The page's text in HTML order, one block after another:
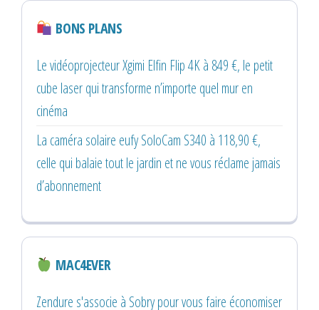
BONS PLANS
Le vidéoprojecteur Xgimi Elfin Flip 4K à 849 €, le petit
cube laser qui transforme n’importe quel mur en
cinéma
La caméra solaire eufy SoloCam S340 à 118,90 €,
celle qui balaie tout le jardin et ne vous réclame jamais
d’abonnement
MAC4EVER
Zendure s'associe à Sobry pour vous faire économiser